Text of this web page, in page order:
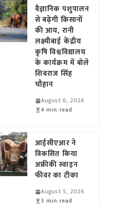
वैज्ञानिक पशुपालन
से बढ़ेगी किसानों
की आय, रानी
लक्ष्मीबाई केंद्रीय
कृषि विश्वविद्यालय
के कार्यक्रम में बोले
शिवराज सिंह
चौहान
August 6, 2026
4 min read
आईसीएआर ने
विकसित किया
अफ्रीकी स्वाइन
फीवर का टीका
August 5, 2026
3 min read